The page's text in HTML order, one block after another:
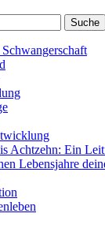
Achtzehn: Ein
Lebensjahre